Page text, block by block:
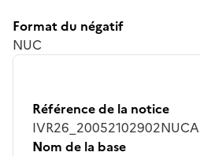
Format du négatif
NUC
Référence de la notice
IVR26_20052102902NUCA
Nom de la base